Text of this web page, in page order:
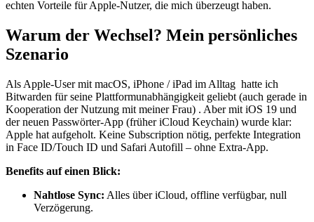
echten Vorteile für Apple-Nutzer, die mich überzeugt haben.
Warum der Wechsel? Mein persönliches
Szenario
Als Apple-User mit macOS, iPhone / iPad im Alltag hatte ich
Bitwarden für seine Plattformunabhängigkeit geliebt (auch gerade in
Kooperation der Nutzung mit meiner Frau) . Aber mit iOS 19 und
der neuen Passwörter-App (früher iCloud Keychain) wurde klar:
Apple hat aufgeholt. Keine Subscription nötig, perfekte Integration
in Face ID/Touch ID und Safari Autofill – ohne Extra-App.
Benefits auf einen Blick:
Nahtlose Sync: Alles über iCloud, offline verfügbar, null
Verzögerung.